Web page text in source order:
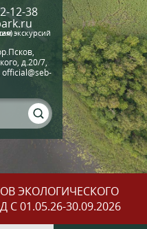
12-38
д.20/7,
ЭКОЛОГИЧЕСКОГО
01.05.26-30.09.2026